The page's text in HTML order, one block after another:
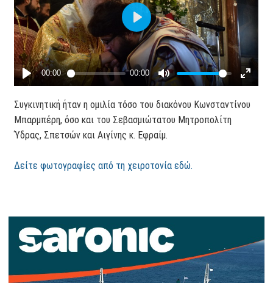
Συγκινητική ήταν η ομιλία τόσο του διακόνου Κωνσταντίνου
Μπαρμπέρη, όσο και του Σεβασμιώτατου Μητροπολίτη
Ύδρας, Σπετσών και Αιγίνης κ. Εφραίμ.
Δείτε φωτογραφίες από τη χειροτονία εδώ.